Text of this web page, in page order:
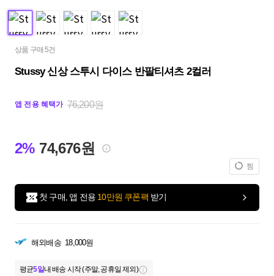
상품 구매 5건
Stussy 신상 스투시 다이스 반팔티셔츠 2컬러
앱 전용 혜택가 76,200원
2% 74,676원
찜
첫 구매, 앱 전용 10만원 쿠폰팩 받기
해외배송 18,000원
평균5일내 배송 시작 (주말, 공휴일 제외)